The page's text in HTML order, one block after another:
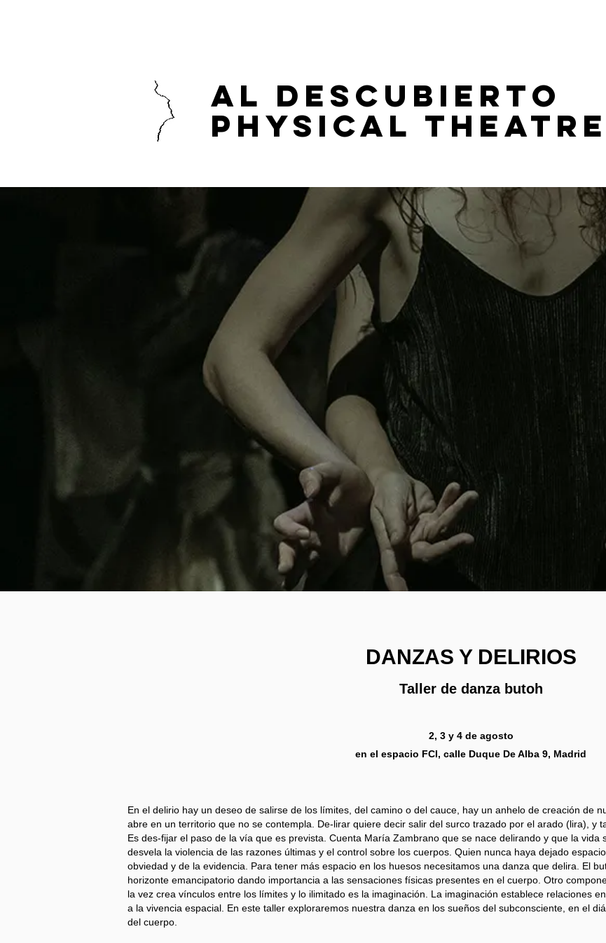
AL DESCUBIERTO
Physical Theatre
DANZAS Y DELIRIOS
Taller de danza butoh
2, 3 y 4 de agosto
en el espacio FCI, calle Duque De Alba 9, Madrid
En el delirio hay un deseo de salirse de los límites, del camino o del cauce, hay un anhelo de creación de
abre en un territorio que no se contempla. De-lirar quiere decir salir del surco trazado por el arado (lira), y
Es des-fijar el paso de la vía que es prevista. Cuenta María Zambrano que se nace delirando y que la vida
desvela la violencia de las razones últimas y el control sobre los cuerpos. Quien nunca haya dejado
obviedad y de la evidencia. Para tener más espacio en los huesos necesitamos una danza que delira. El
horizonte emancipatorio dando importancia a las sensaciones físicas presentes en el cuerpo. Otro
la vez crea vínculos entre los límites y lo ilimitado es la imaginación. La imaginación establece relaciones
a la vivencia espacial. En este taller exploraremos nuestra danza en los sueños del subconsciente, en el
del cuerpo.